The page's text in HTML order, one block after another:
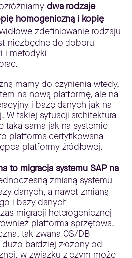
dwa rodzaje
homogeniczną i kopię
zdefiniowanie rodzaju
niezbędne do doboru
i metodyki
mamy do czynienia wtedy,
na nową platformę, ale na
i bazę danych jak na
W takiej sytuacji architektura
taka sama jak na systemie
platforma certyfikowana
platformy źródłowej.
to migracja systemu SAP na
zmianą systemu
danych, a nawet zmianą
i bazy danych
migracji heterogenicznej
platforma sprzętowa.
tak zwana OS/DB
bardziej złożony od
w związku z czym może